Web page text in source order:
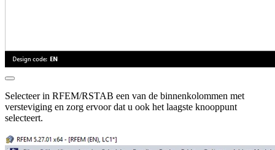
Selecteer in RFEM/RSTAB een van de binnenkolommen met
versteviging en zorg ervoor dat u ook het laagste knooppunt
selecteert.